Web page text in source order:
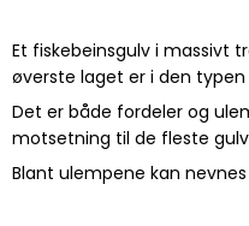
Et fiskebeinsgulv i massivt
øverste laget er i den
Det er både fordeler og
motsetning til de fleste
Blant ulempene kan